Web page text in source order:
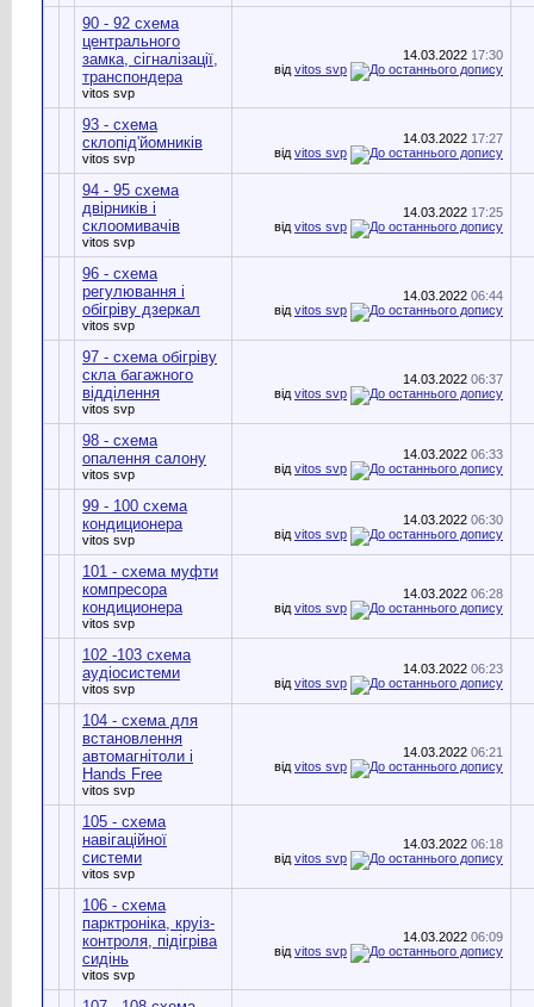
90 - 92 схема
центрального
замка, сігналізації,
транспондера
vitos svp
14.03.2022 17:30
від vitos svp
93 - схема
склопід'йомників
vitos svp
14.03.2022 17:27
від vitos svp
94 - 95 схема
двірників і
склоомивачів
vitos svp
14.03.2022 17:25
від vitos svp
96 - схема
регулювання і
обігріву дзеркал
vitos svp
14.03.2022 06:44
від vitos svp
97 - схема обігріву
скла багажного
відділення
vitos svp
14.03.2022 06:37
від vitos svp
98 - схема
опалення салону
vitos svp
14.03.2022 06:33
від vitos svp
99 - 100 схема
кондиционера
vitos svp
14.03.2022 06:30
від vitos svp
101 - схема муфти
компресора
кондиционера
vitos svp
14.03.2022 06:28
від vitos svp
102 -103 схема
аудіосистеми
vitos svp
14.03.2022 06:23
від vitos svp
104 - схема для
встановлення
автомагнітоли і
Hands Free
vitos svp
14.03.2022 06:21
від vitos svp
105 - схема
навігаційної
системи
vitos svp
14.03.2022 06:18
від vitos svp
106 - схема
парктроніка, круіз-
контроля, підігріва
сидінь
vitos svp
14.03.2022 06:09
від vitos svp